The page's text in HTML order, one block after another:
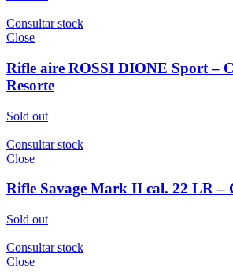
Consultar stock
Close
Rifle aire ROSSI DIONE Sport –
Resorte
Sold out
Consultar stock
Close
Rifle Savage Mark II cal. 22 LR –
Sold out
Consultar stock
Close